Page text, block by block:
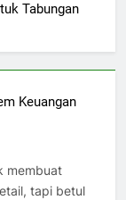
Tabungan
Keuangan
membuat
tapi betul